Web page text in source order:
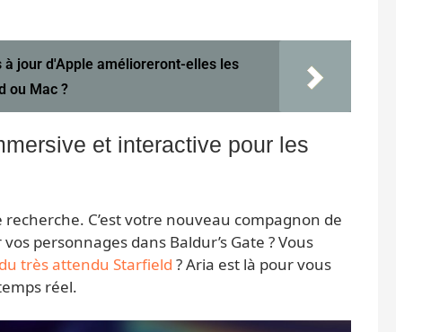
à jour d'Apple amélioreront-elles les
ou Mac ?
et interactive pour les
recherche. C’est votre nouveau compagnon de
personnages dans Baldur’s Gate ? Vous
très attendu Starfield ? Aria est là pour vous
réel.